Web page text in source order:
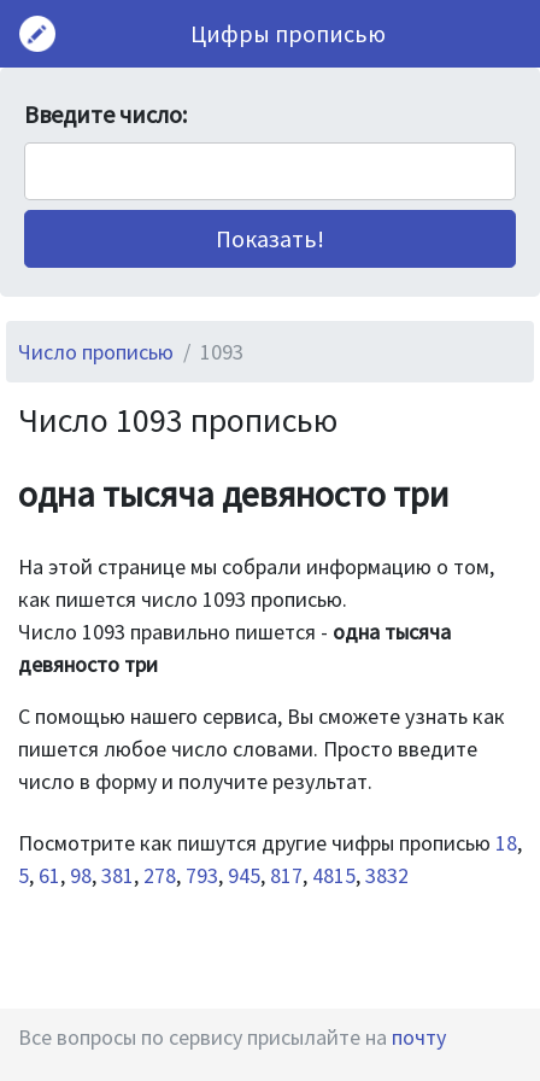
Цифры прописью
Введите число:
Число прописью 1093
Число 1093 прописью
одна тысяча девяносто три
На этой странице мы собрали информацию о том,
как пишется число 1093 прописью.
Число 1093 правильно пишется - одна тысяча
девяносто три
С помощью нашего сервиса, Вы сможете узнать как
пишется любое число словами. Просто введите
число в форму и получите результат.
Посмотрите как пишутся другие чифры прописью 18,
5, 61, 98,381, 278, 793, 945, 817, 4815,3832
Все вопросы по сервису присылайте на почту